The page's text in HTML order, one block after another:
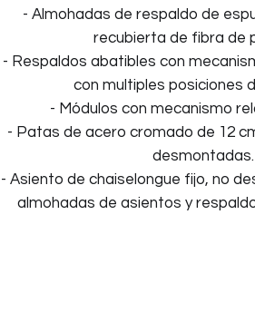
- Almohadas de respaldo de
recubierta de fibra de
- Respaldos abatibles con
con multiples posiciones
- Módulos con mecanismo
- Patas de acero cromado de 12
desmontadas.
- Asiento de chaiselongue fijo, no
almohadas de asientos y